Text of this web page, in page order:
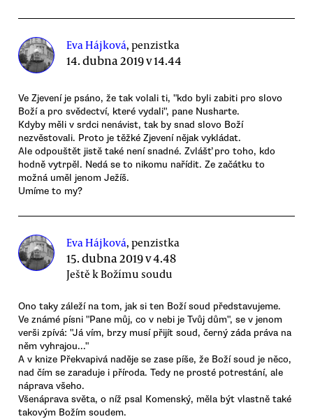
Eva Hájková, penzistka
14. dubna 2019 v 14.44
Ve Zjevení je psáno, že tak volali ti, "kdo byli zabiti pro slovo
Boží a pro svědectví, které vydali", pane Nusharte.
Kdyby měli v srdci nenávist, tak by snad slovo Boží
nezvěstovali. Proto je těžké Zjevení nějak vykládat.
Ale odpouštět jistě také není snadné. Zvlášť pro toho, kdo
hodně vytrpěl. Nedá se to nikomu nařídit. Ze začátku to
možná uměl jenom Ježíš.
Umíme to my?
Eva Hájková, penzistka
15. dubna 2019 v 4.48
Ještě k Božímu soudu
Ono taky záleží na tom, jak si ten Boží soud představujeme.
Ve známé písni "Pane můj, co v nebi je Tvůj dům", se v jenom
verši zpívá: "Já vím, brzy musí přijít soud, černý záda práva na
něm vyhrajou..."
A v knize Překvapivá naděje se zase píše, že Boží soud je něco,
nad čím se zaraduje i příroda. Tedy ne prosté potrestání, ale
náprava všeho.
Všenáprava světa, o níž psal Komenský, měla být vlastně také
takovým Božím soudem.